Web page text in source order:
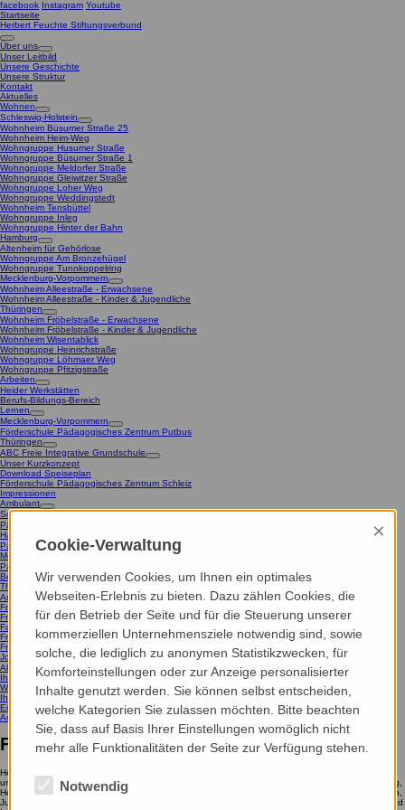
facebook Instagram Youtube
Startseite
Herbert Feuchte Stiftungsverbund
Über uns
Unser Leitbild
Unsere Geschichte
Unsere Struktur
Kontakt
Aktuelles
Wohnen
Schleswig-Holstein
Wohnheim Büsumer Straße 25
Wohnheim Heim-Weg
Wohngruppe Husumer Straße
Wohngruppe Büsumer Straße 1
Wohngruppe Meldorfer Straße
Wohngruppe Gleiwitzer Straße
Wohngruppe Loher Weg
Wohngruppe Weddingstedt
Wohnheim Tensbüttel
Wohngruppe Inleg
Wohngruppe Hinter der Bahn
Hamburg
Altenheim für Gehörlose
Wohngruppe Am Bronzehügel
Wohngruppe Tunnkoppelring
Mecklenburg-Vorpommern
Wohnheim Alleestraße - Erwachsene
Wohnheim Alleestraße - Kinder & Jugendliche
Thüringen
Wohnheim Fröbelstraße - Erwachsene
Wohnheim Fröbelstraße - Kinder & Jugendliche
Wohnheim Wisentablick
Wohngruppe Heinrichstraße
Wohngruppe Löhmaer Weg
Wohngruppe Pfitzigstraße
Arbeiten
Heider Werkstätten
Berufs-Bildungs-Bereich
Lernen
Mecklenburg-Vorpommern
Förderschule Pädagogisches Zentrum Putbus
Thüringen
ABC Freie Integrative Grundschule
Unser Kurzkonzept
Download Speiseplan
Förderschule Pädagogisches Zentrum Schleiz
Impressionen
Ambulant
Schleswig-Holstein
Pädagogische Assistenzen für Hörgeschädigte
Hamburg
Pädagogische Assistenzen für Hörgeschädigte
Mecklenburg-Vorpommern
Pädagogische Assistenzen für Hörgeschädigte
Beratungszentrum Kommunikation
Thüringen
Ambulant betreutes Wohnen
Frühförder- und Beratungszentrum Jena
Frühförder- und Beratungszentrum Gera
Familienunterstützender Dienst Schleiz
Frühförder- und Beratungszentrum Erfurt
Frühförder- und Beratungszentrum Schleiz
Jobs & Karriere
Aktuelle Stellenangebote
Ihr Einstieg bei uns
Wir als Arbeitgeber
Ihre Vorteile bei uns
Einblicke und Events
AmbulantThüringen Familienunterstützender Dienst Schleiz
Familienunterstützender Dienst Schleiz
Herzlich willkommen bei unserem FuD in Schleiz. Bei uns finden Menschen mit Behinderungen
und deren Familien Angebote zur Freizeitgestaltung und Entlastung. Mit jeder Menge Erfahrung,
Herzlichkeit und immer einem offenen Ohr für individuelle Wünsche ermöglichen wir den Kindern,
Jugendlichen und Erwachsenen sozialen Austausch mit Gleichaltrigen sowie vielfältige Lern- und
Cookie-Verwaltung
×
Wir verwenden Cookies, um Ihnen ein optimales
Webseiten-Erlebnis zu bieten. Dazu zählen Cookies, die
für den Betrieb der Seite und für die Steuerung unserer
kommerziellen Unternehmensziele notwendig sind, sowie
solche, die lediglich zu anonymen Statistikzwecken, für
Komforteinstellungen oder zur Anzeige personalisierter
Inhalte genutzt werden. Sie können selbst entscheiden,
welche Kategorien Sie zulassen möchten. Bitte beachten
Sie, dass auf Basis Ihrer Einstellungen womöglich nicht
mehr alle Funktionalitäten der Seite zur Verfügung stehen.
Notwendig